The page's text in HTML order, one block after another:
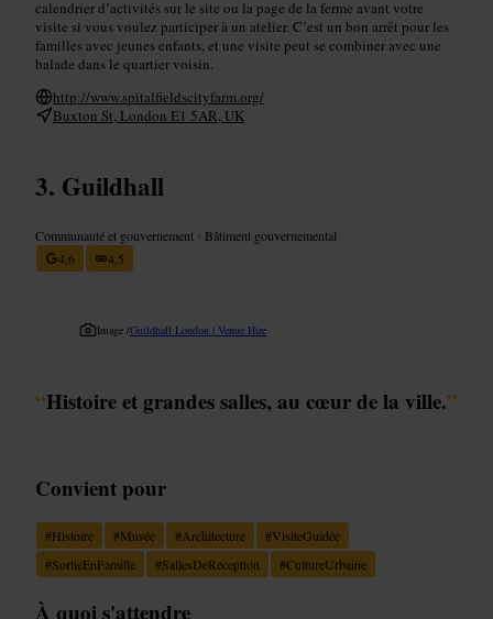
calendrier d’activités sur le site ou la page de la ferme avant votre
visite si vous voulez participer à un atelier. C’est un bon arrêt pour les
familles avec jeunes enfants, et une visite peut se combiner avec une
balade dans le quartier voisin.
http://www.spitalfieldscityfarm.org/
Buxton St, London E1 5AR, UK
Guildhall
Communauté et gouvernement • Bâtiment gouvernemental
4,6
4,5
Image /Guildhall London | Venue Hire
“Histoire et grandes salles, au cœur de la ville.”
Convient pour
#Histoire #Musée #Architecture #VisiteGuidée
#SortieEnFamille #SallesDeRéception #CultureUrbaine
À quoi s'attendre